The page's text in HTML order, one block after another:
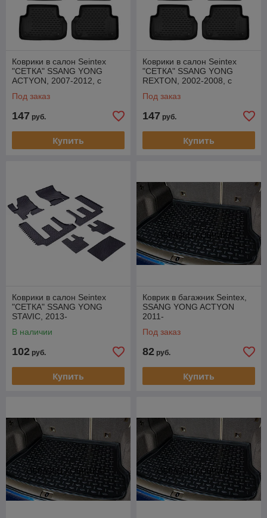
Коврики в салон Seintex
"СЕТКА" SSANG YONG
ACTYON, 2007-2012, с
Под заказ
147 руб.
Купить
Коврики в салон Seintex
"СЕТКА" SSANG YONG
REXTON, 2002-2008, с
Под заказ
147 руб.
Купить
Коврики в салон Seintex
"СЕТКА" SSANG YONG
STAVIC, 2013-
В наличии
102 руб.
Купить
Коврик в багажник Seintex,
SSANG YONG ACTYON
2011-
Под заказ
82 руб.
Купить